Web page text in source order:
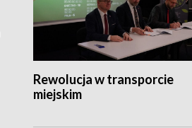
Rewolucja w transporcie
miejskim